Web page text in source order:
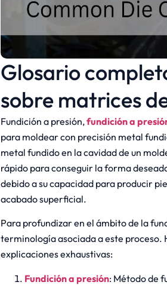
Glosario
sobre matrices
Fundición a presión,fundición a
para moldear con precisión metal
metal fundido en la cavidad de un
rápido para conseguir la forma
debido a su capacidad para producir
acabado superficial.
Para profundizar en el ámbito de la
terminología asociada a este proceso.
explicaciones exhaustivas:
Fundición a presión: Método de